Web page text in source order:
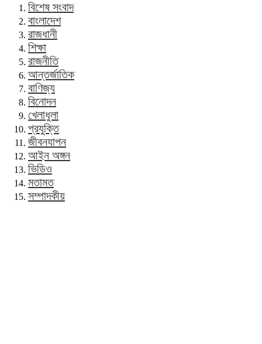
বিশেষ সংবাদ
বাংলাদেশ
রাজধানী
শিক্ষা
রাজনীতি
আন্তর্জাতিক
বাণিজ্য
বিনোদন
খেলাধুলা
প্রযুক্তি
জীবনযাপন
আইন অঙ্গন
ভিডিও
মতামত
সম্পাদকীয়